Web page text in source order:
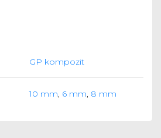
GP kompozit
10 mm, 6 mm, 8 mm